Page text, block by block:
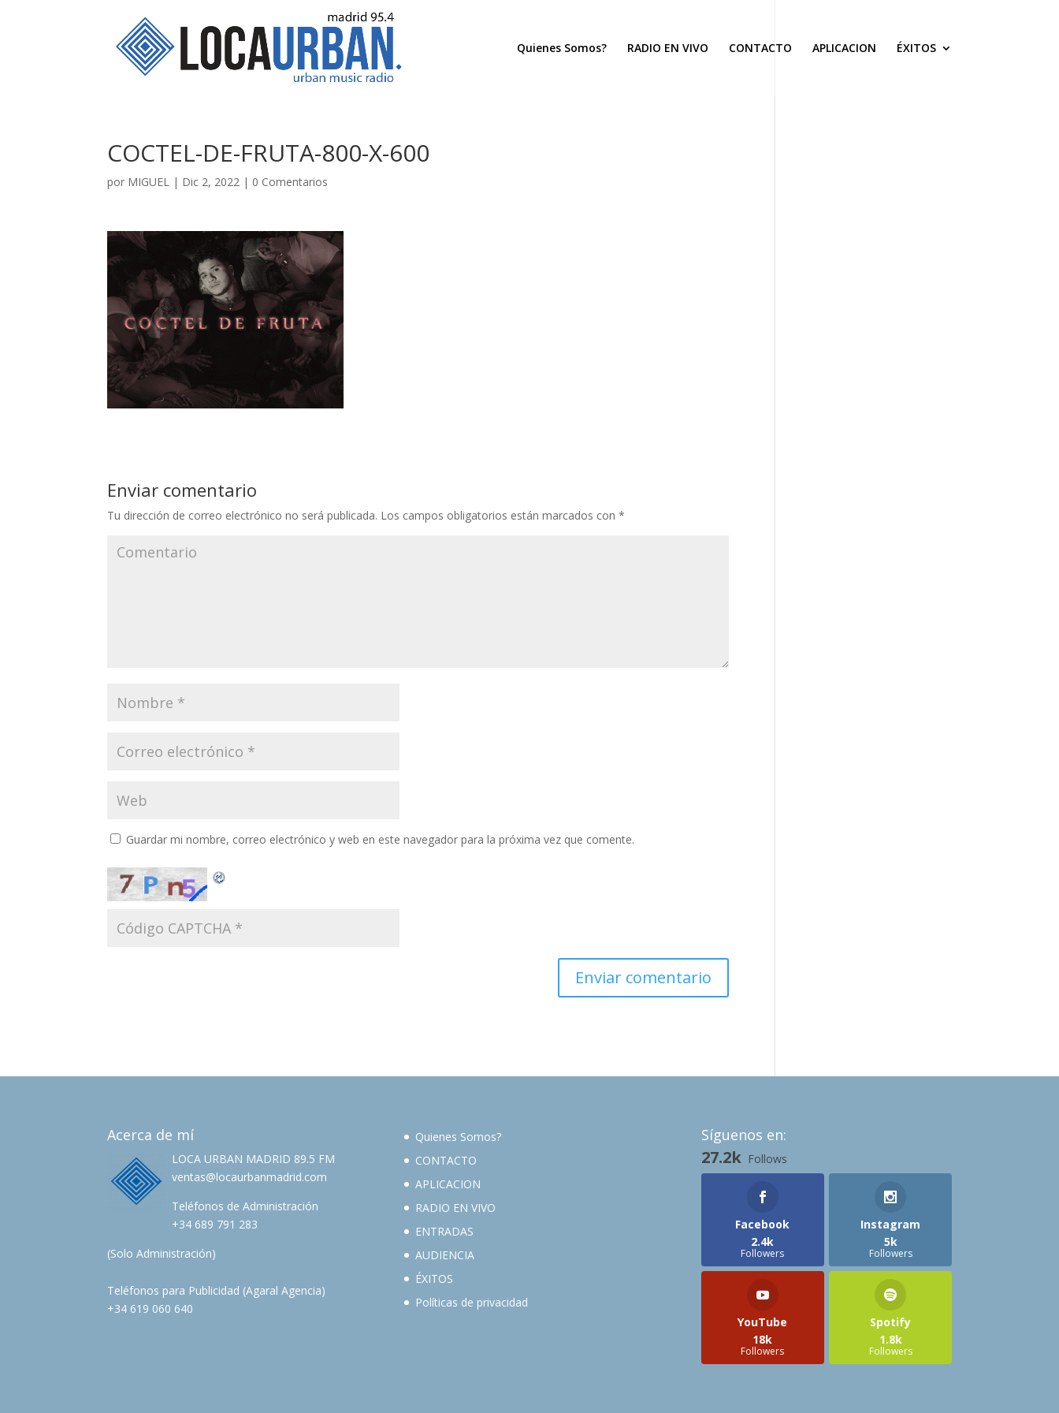
Quienes Somos? RADIO EN VIVO CONTACTO APLICACION ÉXITOS
COCTEL-DE-FRUTA-800-X-600
por MIGUEL | Dic 2, 2022 | 0 Comentarios
Enviar comentario
Tu dirección de correo electrónico no será publicada. Los campos obligatorios están marcados con *
Guardar mi nombre, correo electrónico y web en este navegador para la próxima vez que comente.
Acerca de mí
LOCA URBAN MADRID 89.5 FM
ventas@locaurbanmadrid.com
Teléfonos de Administración
+34 689 791 283
(Solo Administración)
Teléfonos para Publicidad (Agaral Agencia)
+34 619 060 640
Quienes Somos?
CONTACTO
APLICACION
RADIO EN VIVO
ENTRADAS
AUDIENCIA
ÉXITOS
Políticas de privacidad
Síguenos en:
27.2k Follows
Facebook
2.4k
Followers
Instagram
5k
Followers
YouTube
18k
Followers
Spotify
1.8k
Followers